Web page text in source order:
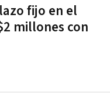
fijo en el
millones con